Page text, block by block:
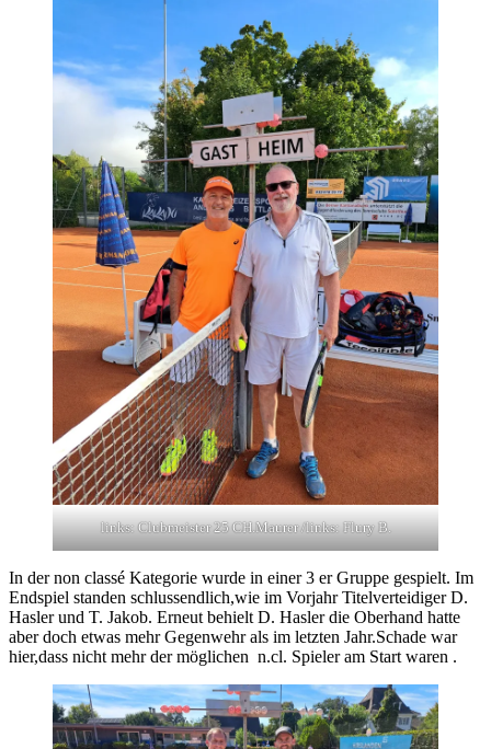
links: Clubmeister 25 CH.Maurer /links: Flury B.
In der non classé Kategorie wurde in einer 3 er Gruppe gespielt. Im
Endspiel standen schlussendlich,wie im Vorjahr Titelverteidiger D.
Hasler und T. Jakob. Erneut behielt D. Hasler die Oberhand hatte
aber doch etwas mehr Gegenwehr als im letzten Jahr.Schade war
hier,dass nicht mehr der möglichen n.cl. Spieler am Start waren .